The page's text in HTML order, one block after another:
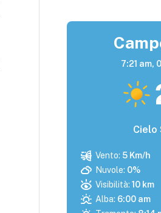
7:21 am,
Cielo
Vento: 5 Km/h
Nuvole: 0%
Visibilità: 10 km
Alba: 6:00 am